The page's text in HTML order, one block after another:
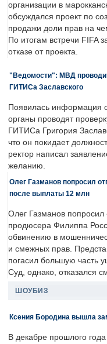
организации в
обсуждался проект по
продажи доли прав на
По итогам встречи FIFA
отказе от проекта.
"Ведомости": МВД
ГИТИСа Заславского
Появилась информация
органы проводят
ГИТИСа Григория
что он покидает
ректор написал
желанию.
Олег Газманов попросил
после выплаты 12 млн
Олег Газманов попросил
продюсера Филиппа
обвинению в
и смежных прав.
погасил большую часть
Суд, однако, отказался
ШОУБИЗ
Ксения Бородина вышла
В декабре прошлого